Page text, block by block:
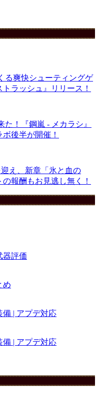
る爽快シューティングゲ
ラッシュ』リリース！
！『鋼嵐 - メカラシ』
後半が開催！
え、新章「氷と血の
報酬もお見逃し無く！
器評価
め
| アプデ対応
| アプデ対応